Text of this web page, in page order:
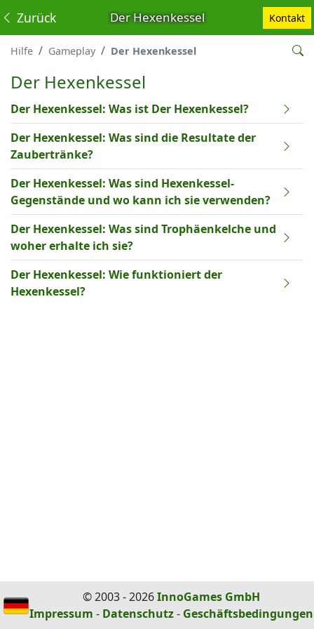
Der Hexenkessel
Zurück Kontakt
Hilfe Gameplay Der Hexenkessel
Der Hexenkessel
Der Hexenkessel: Was ist Der Hexenkessel?
Der Hexenkessel: Was sind die Resultate der
Zaubertränke?
Der Hexenkessel: Was sind Hexenkessel-
Gegenstände und wo kann ich sie verwenden?
Der Hexenkessel: Was sind Trophäenkelche und
woher erhalte ich sie?
Der Hexenkessel: Wie funktioniert der
Hexenkessel?
© 2003 - 2026InnoGames GmbH
Impressum - Datenschutz- Geschäftsbedingungen